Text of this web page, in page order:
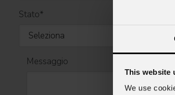
This website
We use
Stato*
Messaggio